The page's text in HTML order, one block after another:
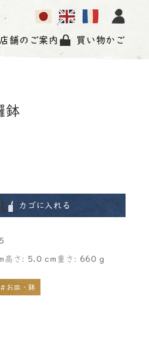
店舗のご案内 買い物かご
鉢
カゴに入れる
高さ: 5.0 cm 重さ: 660 g
#お皿・鉢